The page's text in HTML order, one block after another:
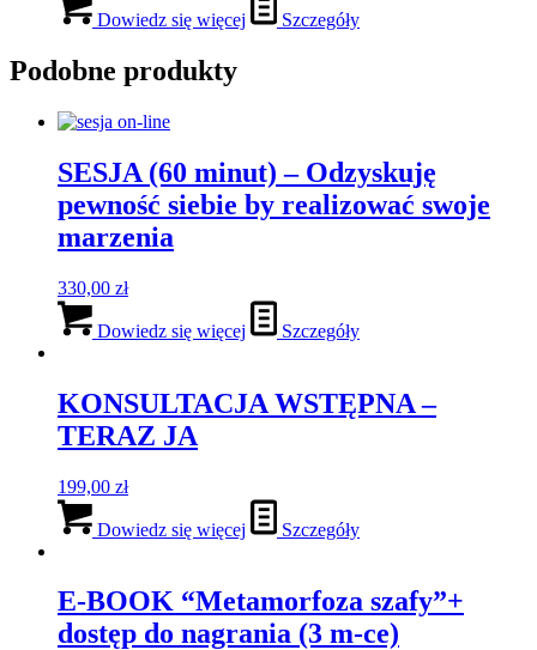
Dowiedz się więcej Szczegóły
Podobne produkty
SESJA (60 minut) – Odzyskuję
pewność siebie by realizować swoje
marzenia
330,00 zł
Dowiedz się więcej Szczegóły
KONSULTACJA WSTĘPNA –
TERAZ JA
199,00 zł
Dowiedz się więcej Szczegóły
E-BOOK “Metamorfoza szafy”+
dostęp do nagrania (3 m-ce)